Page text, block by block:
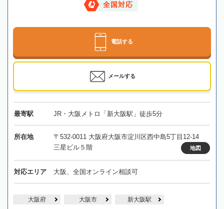
全国対応
電話する
メールする
最寄駅 JR・大阪メトロ「新大阪駅」徒歩5分
所在地
〒532-0011 大阪府大阪市淀川区西中島5丁目12-14
三星ビル５階
地図
対応エリア 大阪、全国オンライン相談可
大阪府 大阪市 新大阪駅